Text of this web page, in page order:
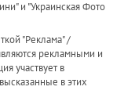
и "Украинская Фото
"Реклама" /
рекламными и
участвует в
в этих